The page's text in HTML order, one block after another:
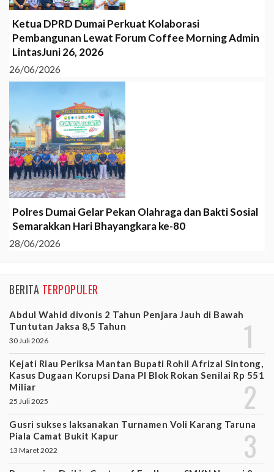
Ketua DPRD Dumai Perkuat Kolaborasi
Pembangunan Lewat Forum Coffee Morning Admin
LintasJuni 26, 2026
26/06/2026
Polres Dumai Gelar Pekan Olahraga dan Bakti Sosial
Semarakkan Hari Bhayangkara ke-80
28/06/2026
BERITA TERPOPULER
Abdul Wahid divonis 2 Tahun Penjara Jauh di Bawah
Tuntutan Jaksa 8,5 Tahun
30 Juli 2026
Kejati Riau Periksa Mantan Bupati Rohil Afrizal Sintong,
Kasus Dugaan Korupsi Dana PI Blok Rokan Senilai Rp 551
Miliar
25 Juli 2025
Gusri sukses laksanakan Turnamen Voli Karang Taruna
Piala Camat Bukit Kapur
13 Maret 2022